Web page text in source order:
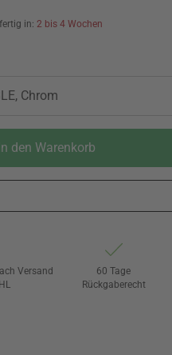
in: 2 bis 4 Wochen
Chrom
den Warenkorb
Versand
60 Tage
Rückgaberecht